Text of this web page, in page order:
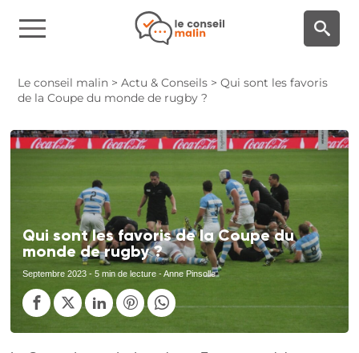
Le conseil malin >Actu & Conseils >Qui sont les favoris
de la Coupe du monde de rugby ?
Qui sont les favoris de la Coupe du
monde de rugby ?
Septembre 2023 - 5 min de lecture - Anne Pinsolle